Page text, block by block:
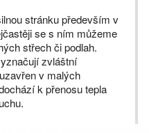
stránku především v
se s ním můžeme
střech či podlah.
zvláštní
v malých
k přenosu tepla